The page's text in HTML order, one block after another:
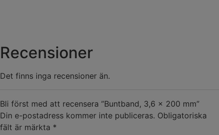
Recensioner
Det finns inga recensioner än.
Bli först med att recensera ”Buntband, 3,6 x 200 mm”
Din e-postadress kommer inte publiceras. Obligatoriska
fält är märkta *